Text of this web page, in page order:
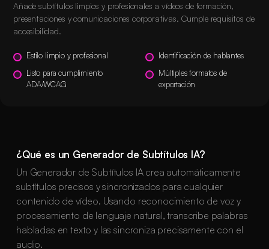
Añade subtítulos limpios y profesionales a vídeos de formación,
presentaciones y comunicaciones corporativas. Cumple requisitos de
accesibilidad.
Estilo limpio y profesional
Listo para cumplimiento
ADA/WCAG
Identificación de hablantes
Múltiples formatos de
exportación
¿Qué es un Generador de Subtítulos IA?
Un Generador de Subtítulos IA crea automáticamente
subtítulos precisos y sincronizados para cualquier
contenido de vídeo. Usando reconocimiento de voz y
procesamiento de lenguaje natural, transcribe palabras
habladas en texto y las sincroniza precisamente con el
audio.